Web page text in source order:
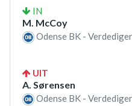
IN
M. McCoy
Odense BK -
UIT
A. Sørensen
Odense BK -